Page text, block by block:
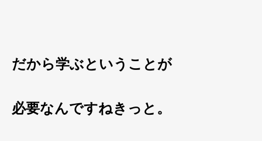
だから学ぶということが
必要なんですねきっと。